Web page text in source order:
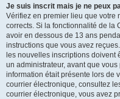
Je suis inscrit mais je ne peux
Vérifiez en premier lieu que votre
corrects. Si la fonctionnalité de la
avoir en dessous de 13 ans
instructions que vous avez
les nouvelles inscriptions doivent
un administrateur, avant que
information était présente lors de
courrier électronique, consultez
courrier électronique, vous avez